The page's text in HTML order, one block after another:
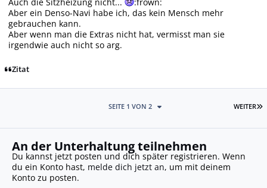
Aber ein Denso-Navi habe ich, das kein Mensch mehr
gebrauchen kann.
Aber wenn man die Extras nicht hat, vermisst man sie
irgendwie auch nicht so arg.
Zitat
WEITER
SEITE 1 VON 2
An der Unterhaltung teilnehmen
Du kannst jetzt posten und dich später registrieren. Wenn
du ein Konto hast, melde dich jetzt an, um mit deinem
Konto zu posten.